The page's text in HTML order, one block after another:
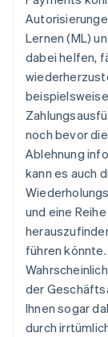
Lernen (ML)
dabei helfen,
noch bevor
Ablehnung
kann es auch
und eine
führen
der
Ihnen sogar
durch